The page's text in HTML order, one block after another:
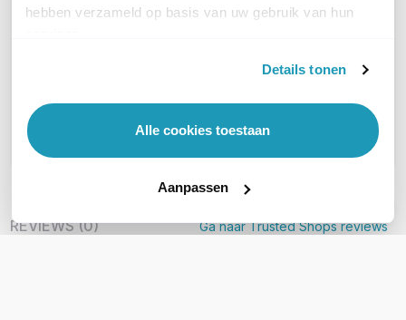
hebben verzameld op basis van uw gebruik van hun
Details tonen
Alle cookies toestaan
Aanpassen
OVER DIT PRODUCT
REVIEWS(0) Ga naar Trusted Shops reviews